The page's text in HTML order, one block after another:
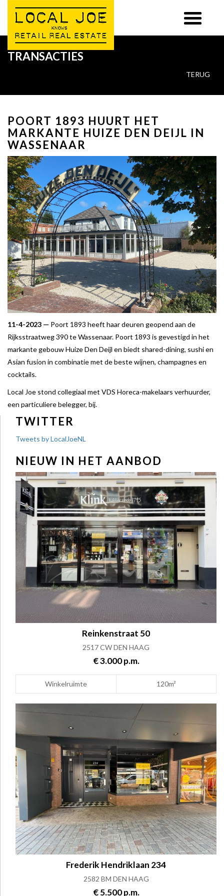
TRANSACTIES
TERUG
POORT 1893 HUURT HET
MARKANTE HUIZE DEN DEIJL IN
WASSENAAR
11-4-2023 — Poort 1893 heeft haar deuren geopend aan de
Rijksstraatweg 390 te Wassenaar. Poort 1893 is gevestigd in het
markante gebouw Huize Den Deijl en biedt shared-dining, sushi en
Asian fusion in combinatie met de beste wijnen, champagnes en
cocktails.
Local Joe stond collegiaal met VDS Horeca-makelaars verhuurder,
een particuliere belegger, bij.
TWITTER
Tweets by LocalJoeNL
NIEUW IN HET AANBOD
Reinkenstraat 50
2517 CW DEN HAAG
€ 3.000 p.m.
Winkelruimte 120m²
Frederik Hendriklaan 234
2582 BM DEN HAAG
€ 5.500 p.m.